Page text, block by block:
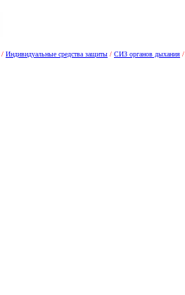
/ Индивидуальные средства защиты / СИЗ органов дыхания /